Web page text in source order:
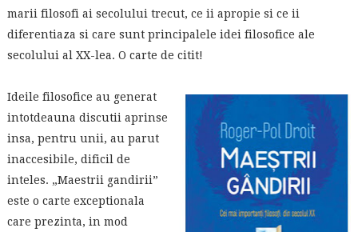
marii filosofi ai secolului trecut, ce ii apropie si ce ii
diferentiaza si care sunt principalele idei filosofice ale
secolului al XX-lea. O carte de citit!
Ideile filosofice au generat
intotdeauna discutii aprinse
insa, pentru unii, au parut
inaccesibile, dificil de
inteles. „Maestrii gandirii”
este o carte exceptionala
care prezinta, in mod